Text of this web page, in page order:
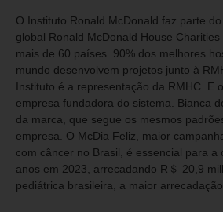
O Instituto Ronald McDonald faz parte
global Ronald McDonald House
mais de 60 países. 90% dos melhores
mundo desenvolvem projetos junto à
Instituto é a representação da RMHC. E
empresa fundadora do sistema. Bianca
da marca, que segue os mesmos
empresa. O McDia Feliz, maior
com câncer no Brasil, é essencial para a
anos em 2023, arrecadando R＄ 20,9
pediátrica brasileira, a maior